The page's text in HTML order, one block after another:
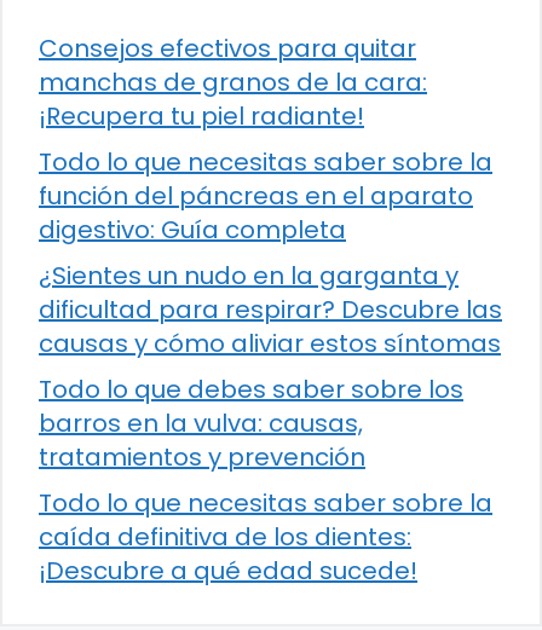
Consejos efectivos para quitar
manchas de granos de la cara:
¡Recupera tu piel radiante!
Todo lo que necesitas saber sobre la
función del páncreas en el aparato
digestivo: Guía completa
¿Sientes un nudo en la garganta y
dificultad para respirar? Descubre las
causas y cómo aliviar estos síntomas
Todo lo que debes saber sobre los
barros en la vulva: causas,
tratamientos y prevención
Todo lo que necesitas saber sobre la
caída definitiva de los dientes:
¡Descubre a qué edad sucede!